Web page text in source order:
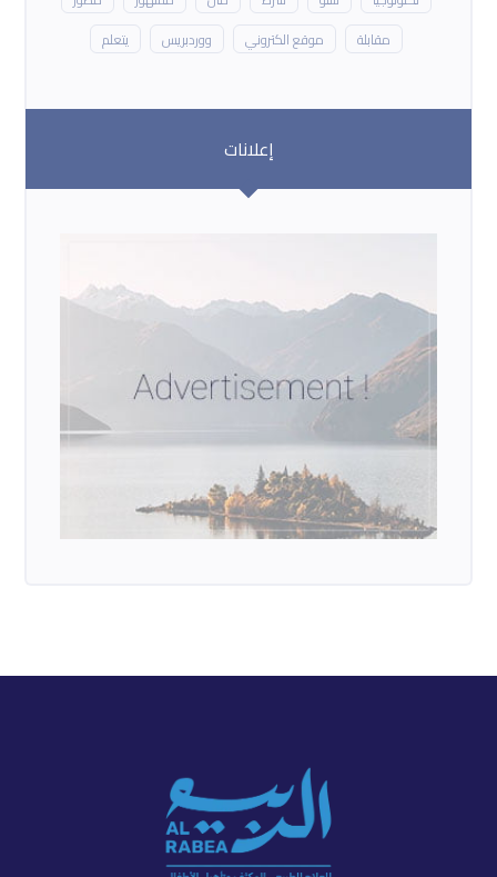
مقابلة
موقع الكتروني ووردبريس يتعلم
إعلانات